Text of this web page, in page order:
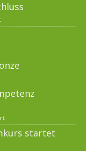
startet